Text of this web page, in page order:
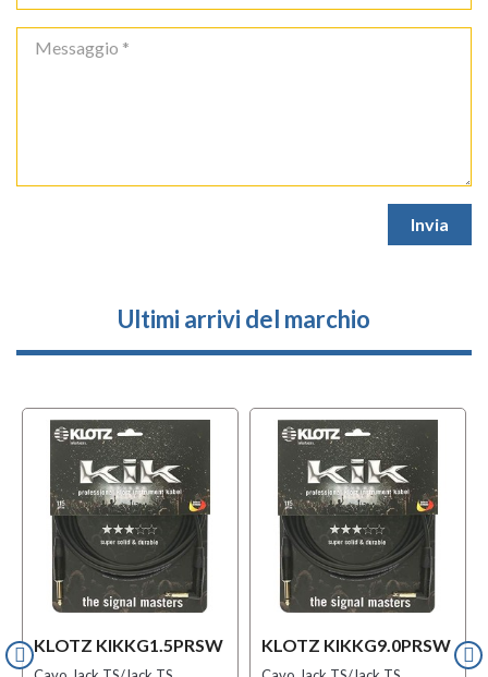
Ultimi arrivi del marchio
KLOTZ KIKKG1.5PRSW KLOTZ KIKKG9.0PRSW